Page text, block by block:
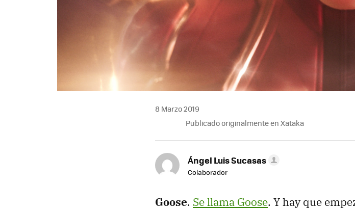
8 Marzo 2019
Publicado originalmente en Xataka
Ángel Luis Sucasas
Colaborador
Goose. Se llama Goose. Y hay que